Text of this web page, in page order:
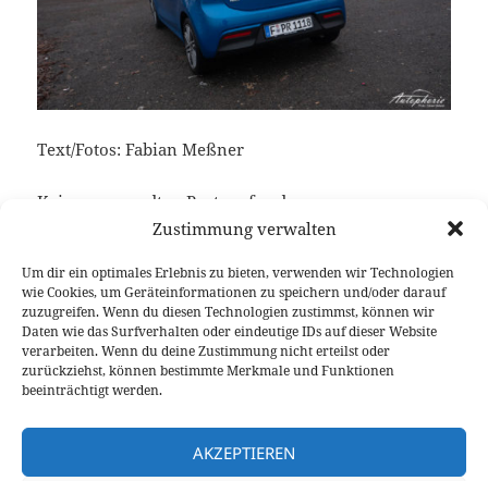
Zustimmung verwalten
Um dir ein optimales Erlebnis zu bieten, verwenden wir Technologien
wie Cookies, um Geräteinformationen zu speichern und/oder darauf
zuzugreifen. Wenn du diesen Technologien zustimmst, können wir
Daten wie das Surfverhalten oder eindeutige IDs auf dieser Website
verarbeiten. Wenn du deine Zustimmung nicht erteilst oder
zurückziehst, können bestimmte Merkmale und Funktionen
beeinträchtigt werden.
AKZEPTIEREN
Text/Fotos: Fabian Meßner
Keine verwandten Posts gefunden.
Veröffentlicht
am
27. Januar 2021 Autor
Fabian Meßner Kategorien
Fahrberichte
Kia
Rio,Video Fahrbericht
Beitragsnavigation
VORHERIGER
Vorheriger
Beitrag:
Audi SQ5 Sportback TDI Fahrbericht
inklusive Video